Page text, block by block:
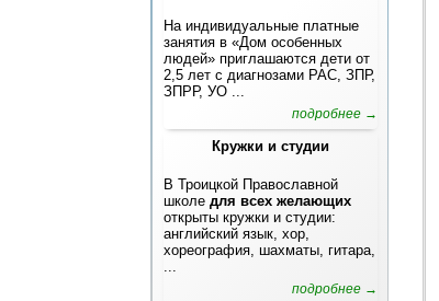
На индивидуальные платные
занятия в «Дом особенных
людей» приглашаются дети от
2,5 лет с диагнозами РАС, ЗПР,
ЗПРР, УО ...
подробнее →
Кружки и студии
В Троицкой Православной
школедля всех желающих
открыты кружки и студии:
английский язык, хор,
хореография, шахматы, гитара,
...
подробнее →